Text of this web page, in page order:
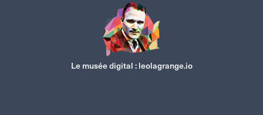
Le musée digital :leolagrange.io